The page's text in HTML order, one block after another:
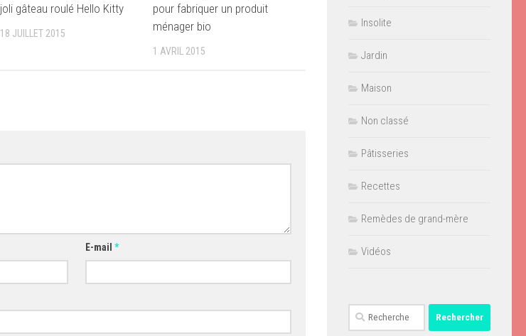
joli gâteau roulé Hello Kitty
18 JUILLET 2015
pour fabriquer un produit
ménager bio
1 AVRIL 2015
E-mail*
Insolite
Jardin
Maison
Non classé
Pâtisseries
Recettes
Remèdes de grand-mère
Vidéos
Rechercher :